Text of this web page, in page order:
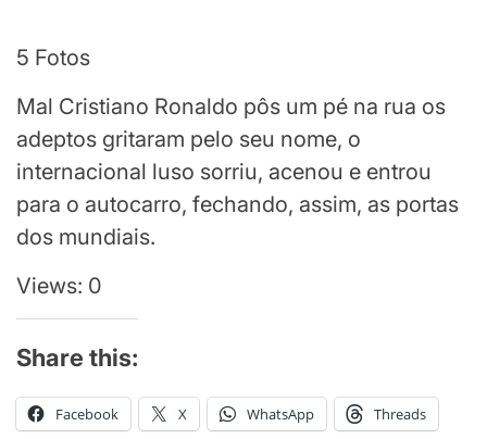
5 Fotos
Mal Cristiano Ronaldo pôs um pé na rua os
adeptos gritaram pelo seu nome, o
internacional luso sorriu, acenou e entrou
para o autocarro, fechando, assim, as portas
dos mundiais.
Views: 0
Share this:
Facebook X WhatsApp Threads